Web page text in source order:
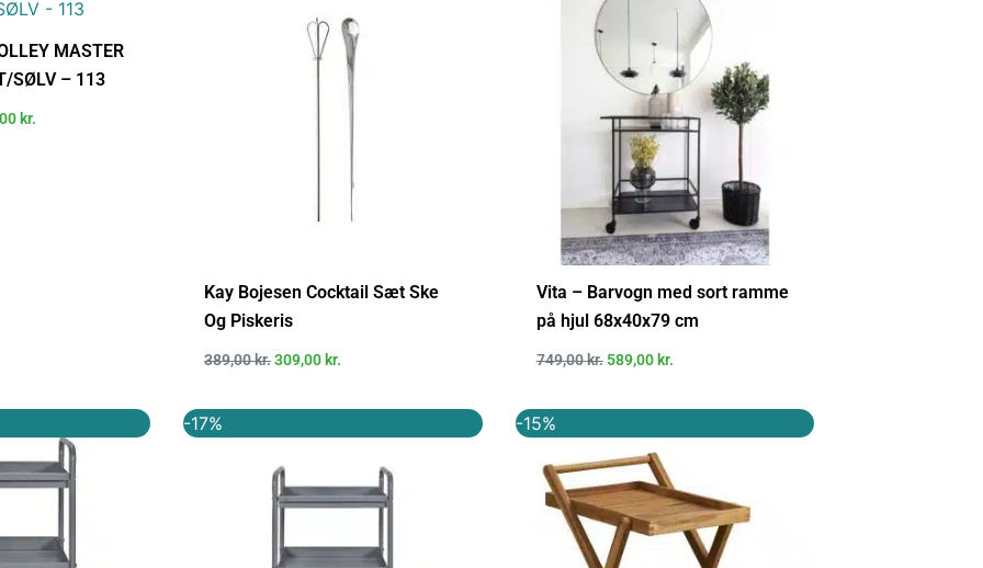
MASTER
SØLV – 113
kr.
er:
Kay Bojesen Cocktail Sæt Ske
Og Piskeris
389,00kr.
389,00 kr..
309,00kr.
309,00 kr..
Vita – Barvogn med sort ramme
på hjul 68x40x79 cm
749,00kr.
var:
589,00kr.
er:
589,00 kr..
aktuelle
pris
er:
-17%
oprindelige
1.199,95 kr..
aktuelle
999,00 kr..
-15%
oprindelige
pris
var:
1.999,00 kr..
aktuelle
1.699,00 kr..